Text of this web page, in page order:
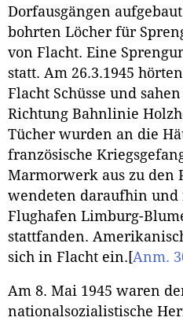
Dorfausgängen
bohrten Löcher für
von Flacht. Eine
statt. Am 26.3.1945
Flacht Schüsse und
Richtung Bahnlinie
Tücher wurden an die
französische
Marmorwerk aus zu den
wendeten daraufhin
Flughafen Limburg-
stattfanden.
sich in Flacht ein. [Anm.
Am 8. Mai 1945 waren
nationalsozialistische